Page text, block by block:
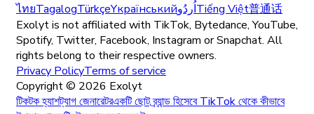
ไทยTagalogTürkçeYкраїнськийاُردُوTiếng Việt普通话
Exolyt is not affiliated with TikTok, Bytedance, YouTube,
Spotify, Twitter, Facebook, Instagram or Snapchat. All
rights belong to their respective owners.
Privacy PolicyTerms of service
Copyright © 2026 Exolyt
টিকটক হ্যাশট্যাগ জেনারেটরএকটি ছোট ব্র্যান্ড হিসেবে TikTok থেকে কীভাবে